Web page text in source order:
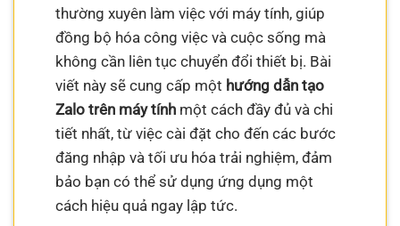
thường xuyên làm việc với máy tính, giúp
đồng bộ hóa công việc và cuộc sống mà
không cần liên tục chuyển đổi thiết bị. Bài
viết này sẽ cung cấp một hướng dẫn tạo
Zalo trên máy tính một cách đầy đủ và chi
tiết nhất, từ việc cài đặt cho đến các bước
đăng nhập và tối ưu hóa trải nghiệm, đảm
bảo bạn có thể sử dụng ứng dụng một
cách hiệu quả ngay lập tức.